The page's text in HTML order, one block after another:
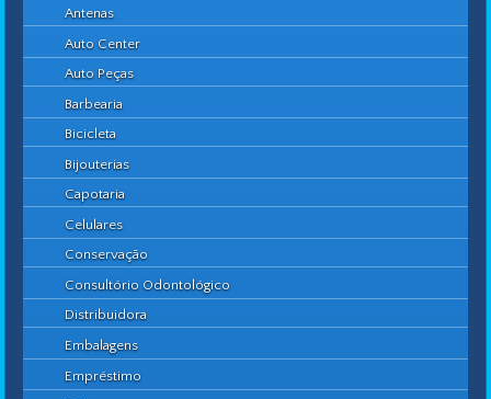
Antenas
Auto Center
Auto Peças
Barbearia
Bicicleta
Bijouterias
Capotaria
Celulares
Conservação
Consultório Odontológico
Distribuidora
Embalagens
Empréstimo